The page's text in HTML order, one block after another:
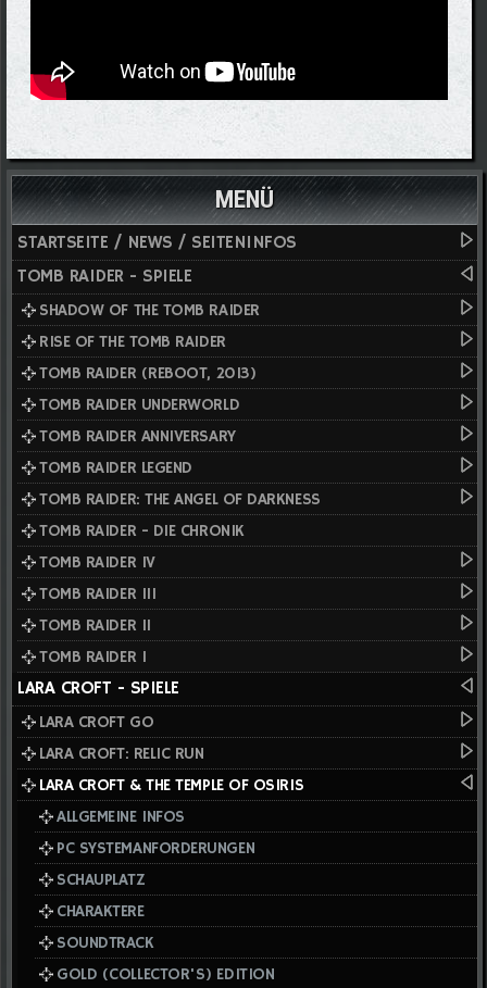
MENÜ
STARTSEITE / NEWS / SEITENINFOS
TOMB RAIDER - SPIELE
SHADOW OF THE TOMB RAIDER
RISE OF THE TOMB RAIDER
TOMB RAIDER (REBOOT, 2013)
TOMB RAIDER UNDERWORLD
TOMB RAIDER ANNIVERSARY
TOMB RAIDER LEGEND
TOMB RAIDER: THE ANGEL OF DARKNESS
TOMB RAIDER - DIE CHRONIK
TOMB RAIDER IV
TOMB RAIDER III
TOMB RAIDER II
TOMB RAIDER I
LARA CROFT - SPIELE
LARA CROFT GO
LARA CROFT: RELIC RUN
LARA CROFT & THE TEMPLE OF OSIRIS
ALLGEMEINE INFOS
PC SYSTEMANFORDERUNGEN
SCHAUPLATZ
CHARAKTERE
SOUNDTRACK
GOLD (COLLECTOR'S) EDITION